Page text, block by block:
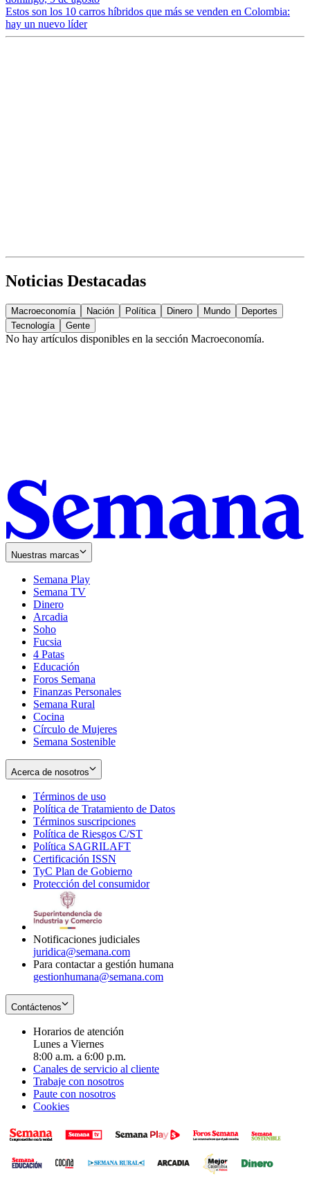
Estos son los 10 carros híbridos que más se venden en Colombia:
hay un nuevo líder
Noticias Destacadas
Macroeconomía Nación Política Dinero Mundo
Deportes
Tecnología
Gente
No hay artículos disponibles en la sección Macroeconomía.
Nuestras marcas
Semana Play
Semana TV
Dinero
Arcadia
Soho
in
new
window
Fucsia
in
new
window
4 Patas
Educación
Foros Semana
Finanzas Personales
Semana Rural
Cocina
Círculo de Mujeres
Semana Sostenible
Acerca de nosotros
Términos de uso
in
new
window
Política de Tratamiento de Datos
Términos suscripciones
in
Política de Riesgos C/ST
Política SAGRILAFT
new
window
Certificación ISSN
in
new
TyC Plan de Gobierno
in
Protección del consumidorOpens
Notificaciones judiciales
juridica@semana.com
Para contactar a gestión humana
gestionhumana@semana.com
Contáctenos
Horarios de atención
Lunes a Viernes
8:00 a.m. a 6:00 p.m.
Canales de servicio al cliente
Trabaje con nosotros
Paute con nosotros
Cookies